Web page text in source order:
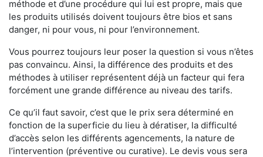
méthode et d’une procédure qui lui est propre, mais que
les produits utilisés doivent toujours être bios et sans
danger, ni pour vous, ni pour l’environnement.
Vous pourrez toujours leur poser la question si vous n’êtes
pas convaincu. Ainsi, la différence des produits et des
méthodes à utiliser représentent déjà un facteur qui fera
forcément une grande différence au niveau des tarifs.
Ce qu’il faut savoir, c’est que le prix sera déterminé en
fonction de la superficie du lieu à dératiser, la difficulté
d’accès selon les différents agencements, la nature de
l’intervention (préventive ou curative). Le devis vous sera